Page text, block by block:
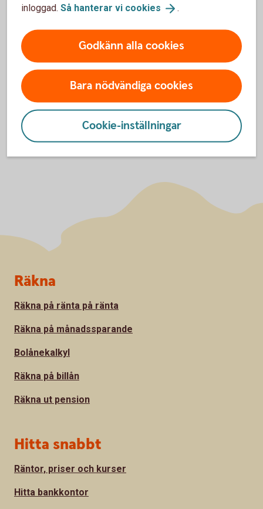
Maria Karkoua
Kundsupport
maria.karkoua@sparbankensjuharad.se
inloggad. Så hanterar vi cookies .
Godkänn alla cookies
Bara nödvändiga cookies
Cookie-inställningar
Sidfot
Räkna
Räkna på ränta på ränta
Räkna på månadssparande
Bolånekalkyl
Räkna på billån
Räkna ut pension
Hitta snabbt
Räntor, priser och kurser
Hitta bankkontor